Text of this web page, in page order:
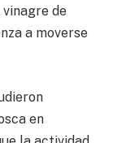
de
a moverse
en